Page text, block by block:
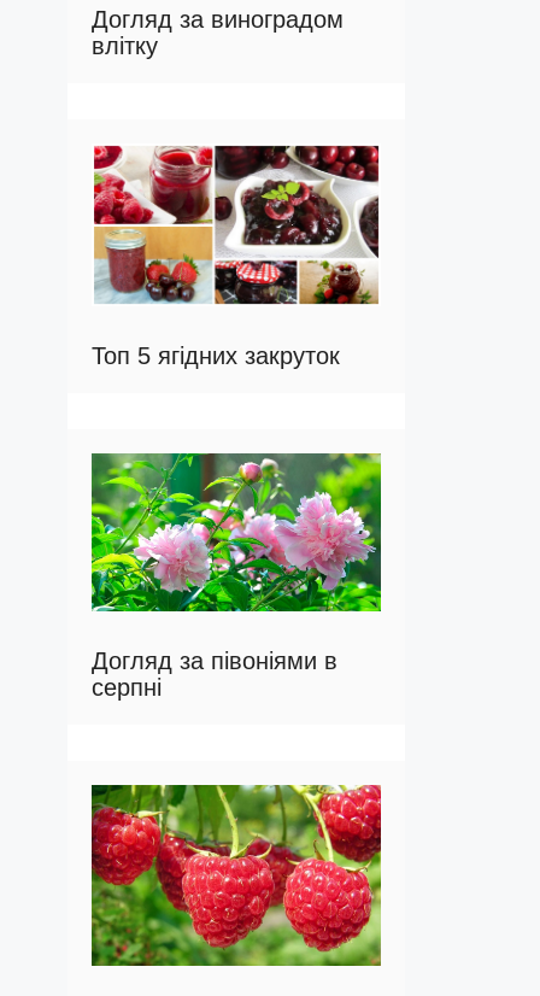
Догляд за виноградом
влітку
Топ 5 ягідних закруток
Догляд за півоніями в
серпні